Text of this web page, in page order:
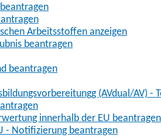
Arbeitsstoffen anzeigen
beantragen
beantragen
(AVdual/AV) -
innerhalb der EU beantragen
- Notifizierung beantragen